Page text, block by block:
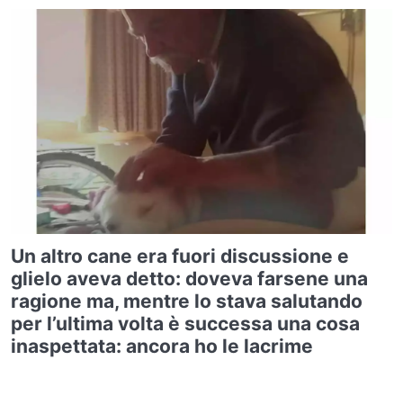
Un altro cane era fuori discussione e
glielo aveva detto: doveva farsene una
ragione ma, mentre lo stava salutando
per l’ultima volta è successa una cosa
inaspettata: ancora ho le lacrime